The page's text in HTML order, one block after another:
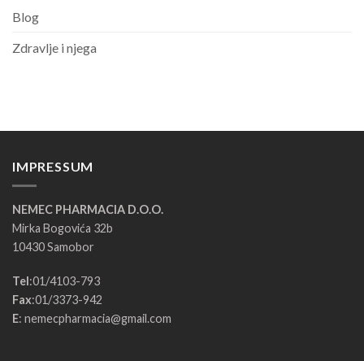
Blog
Zdravlje i njega
IMPRESSUM
NEMEC PHARMACIA D.O.O.
Mirka Bogovića 32b
10430 Samobor
Tel:01/4103-793
Fax:01/3373-942
E: nemecpharmacia@gmail.com